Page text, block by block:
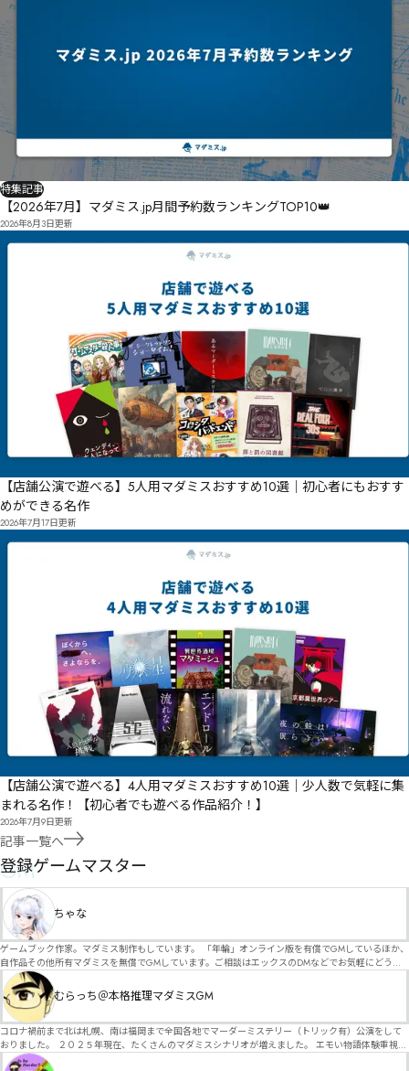
特集記事
【2026年7月】マダミス.jp月間予約数ランキングTOP10👑
2026年8月3日更新
【店舗公演で遊べる】5人用マダミスおすすめ10選｜初心者にもおすす
めができる名作
2026年7月17日更新
【店舗公演で遊べる】4人用マダミスおすすめ10選｜少人数で気軽に集
まれる名作！【初心者でも遊べる作品紹介！】
2026年7月9日更新
記事一覧へ
GM
登録ゲームマスター
ちゃな
ゲームブック作家。マダミス制作もしています。 「年輪」オンライン版を有償でGMしているほか、
自作品その他所有マダミスを無償でGMしています。ご相談はエックスのDMなどでお気軽にどう
ぞ。
むらっち＠本格推理マダミスGM
コロナ禍前まで北は札幌、南は福岡まで全国各地でマーダーミステリー（トリック有）公演をして
おりました。 ２０２５年現在、たくさんのマダミスシナリオが増えました。 エモい物語体験重視の
シナリオがマダミス・マーダーミステリーというジャンル名でたくさんあるため、そのようなシナ